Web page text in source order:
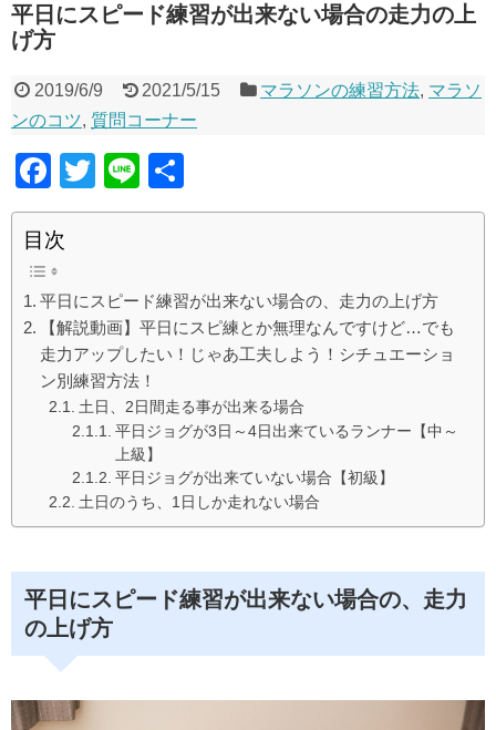
平日にスピード練習が出来ない場合の走力の上
げ方
2019/6/9 2021/5/15 マラソンの練習方法, マラソ
ンのコツ, 質問コーナー
F
a
c
e
b
o
o
k
T
wi
Li
n
有
目次
平日にスピード練習が出来ない場合の、走力の上げ方
【解説動画】平日にスピ練とか無理なんですけど…でも
走力アップしたい！じゃあ工夫しよう！シチュエーショ
ン別練習方法！
土日、2日間走る事が出来る場合
平日ジョグが3日～4日出来ているランナー【中～
上級】
平日ジョグが出来ていない場合【初級】
土日のうち、1日しか走れない場合
平日にスピード練習が出来ない場合の、走力
の上げ方